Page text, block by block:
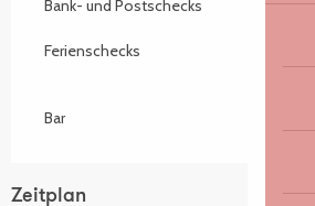
Bank- und Postschecks
Ferienschecks
Bar
Zeitplan